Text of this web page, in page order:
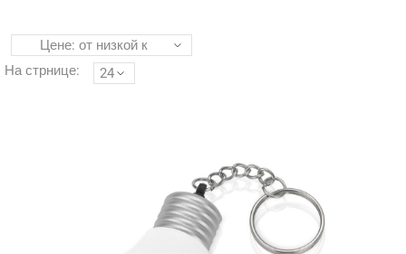
Цене: от низкой к
высокой
На стрнице: 24